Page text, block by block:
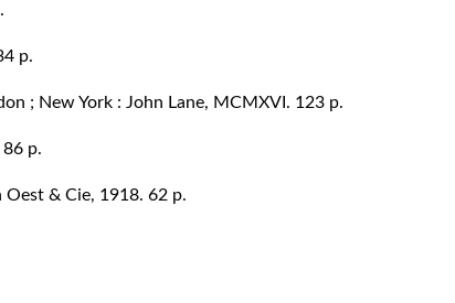
p.
; New York : John Lane, MCMXVI. 123 p.
p.
Oest & Cie, 1918. 62 p.